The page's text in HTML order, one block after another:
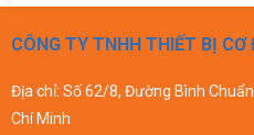
CÔNG TY TNHH THIẾT BỊ CƠ
Địa chỉ: Số 62/8, Đường Bình
Chí Minh